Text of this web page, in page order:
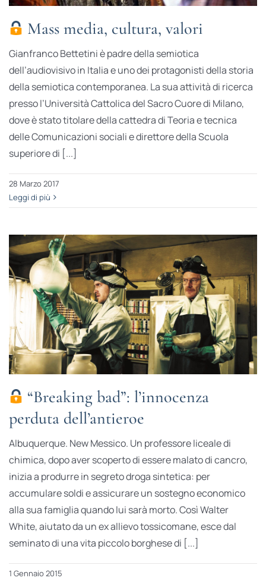
Mass media, cultura, valori
Gianfranco Bettetini è padre della semiotica
dell’audiovisivo in Italia e uno dei protagonisti della storia
della semiotica contemporanea. La sua attività di ricerca
presso l’Università Cattolica del Sacro Cuore di Milano,
dove è stato titolare della cattedra di Teoria e tecnica
delle Comunicazioni sociali e direttore della Scuola
superiore di [...]
28 Marzo 2017
Leggi di più
“Breaking bad”: l’innocenza
perduta dell’antieroe
Albuquerque. New Messico. Un professore liceale di
chimica, dopo aver scoperto di essere malato di cancro,
inizia a produrre in segreto droga sintetica: per
accumulare soldi e assicurare un sostegno economico
alla sua famiglia quando lui sarà morto. Così Walter
White, aiutato da un ex allievo tossicomane, esce dal
seminato di una vita piccolo borghese di [...]
1 Gennaio 2015